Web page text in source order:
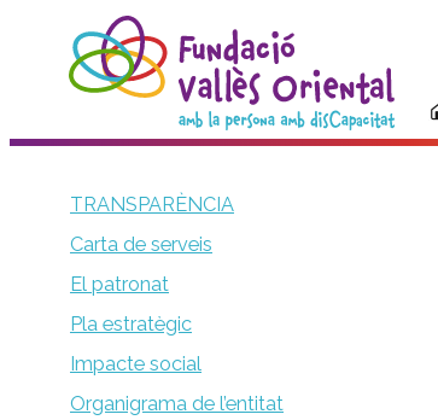
TRANSPARÈNCIA
Carta de serveis
El patronat
Pla estratègic
Impacte social
Organigrama de l’entitat